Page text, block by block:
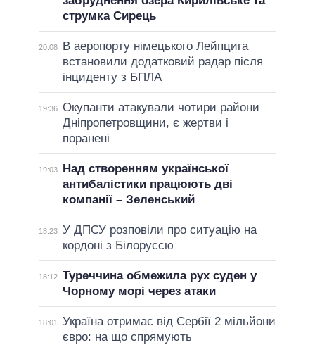
струмка Сирець
20:08
В аеропорту німецького Лейпцига
встановили додатковий радар після
інциденту з БПЛА
19:36 Окупанти атакували чотири райони
Дніпропетровщини, є жертви і
поранені
19:03
Над створенням української
антибалістики працюють дві
компанії – Зеленський
18:23 У ДПСУ розповіли про ситуацію на
кордоні з Білоруссю
18:12 Туреччина обмежила рух суден у
Чорному морі через атаки
18:01
Україна отримає від Сербії 2 мільйони
євро: на що спрямують